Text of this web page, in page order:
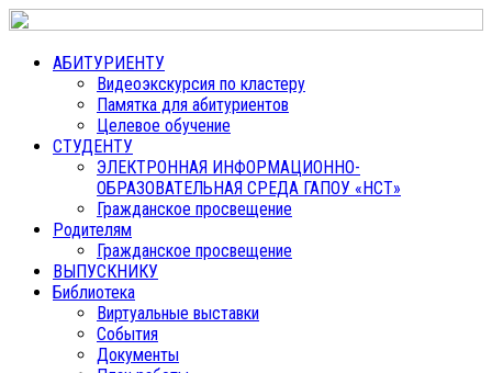
АБИТУРИЕНТУ
Видеоэкскурсия по кластеру
Памятка для абитуриентов
Целевое обучение
СТУДЕНТУ
ЭЛЕКТРОННАЯ ИНФОРМАЦИОННО-
ОБРАЗОВАТЕЛЬНАЯ СРЕДА ГАПОУ «НСТ»
Гражданское просвещение
Родителям
Гражданское просвещение
ВЫПУСКНИКУ
Библиотека
Виртуальные выставки
События
Документы